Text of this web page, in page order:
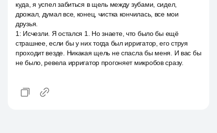
куда, я успел забиться в щель между зубами, сидел,
дрожал, думал все, конец, чистка кончилась, все мои
друзья.
1 : Исчезли. Я остался 1. Но знаете, что было бы ещё
страшнее, если бы у них тогда был ирригатор, его струя
проходит везде. Никакая щель не спасла бы меня. И вас бы
не было, ревела ирригатор прогоняет микробов сразу.